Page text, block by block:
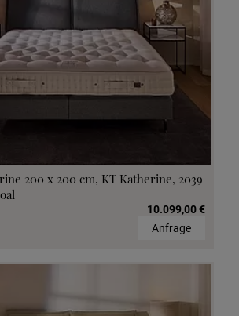
200 x 200 cm, KT Katherine, 2039
10.099,00 €
Anfrage